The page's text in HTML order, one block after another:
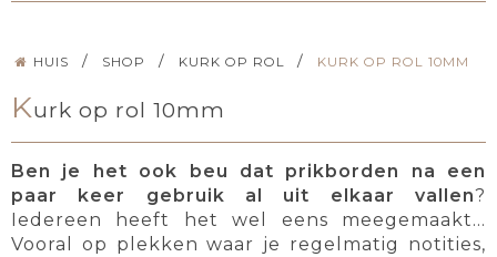
HUIS / SHOP / KURK OP ROL / KURK OP ROL 10MM
Kurk op rol 10mm
Ben je het ook beu dat prikborden na een
paar keer gebruik al uit elkaar vallen?
Iedereen heeft het wel eens meegemaakt...
Vooral op plekken waar je regelmatig notities,